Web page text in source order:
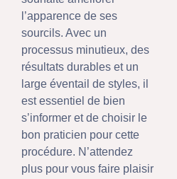
l’apparence de ses
sourcils. Avec un
processus minutieux, des
résultats durables et un
large éventail de styles, il
est essentiel de bien
s’informer et de choisir le
bon praticien pour cette
procédure. N’attendez
plus pour vous faire plaisir